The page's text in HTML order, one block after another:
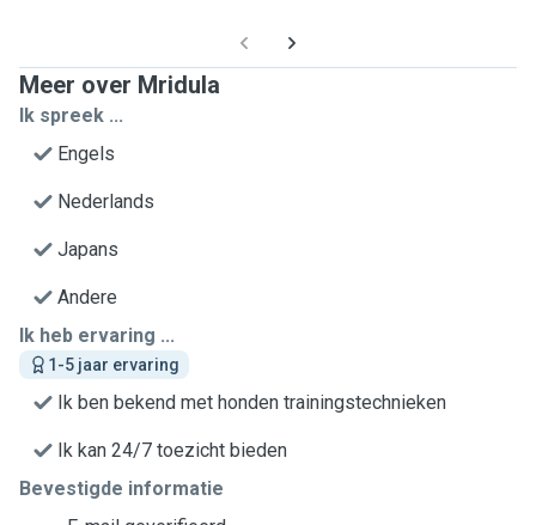
Meer over Mridula
Ik spreek ...
Engels
Nederlands
Japans
Andere
Ik heb ervaring ...
1-5 jaar ervaring
Ik ben bekend met honden trainingstechnieken
Ik kan 24/7 toezicht bieden
Bevestigde informatie